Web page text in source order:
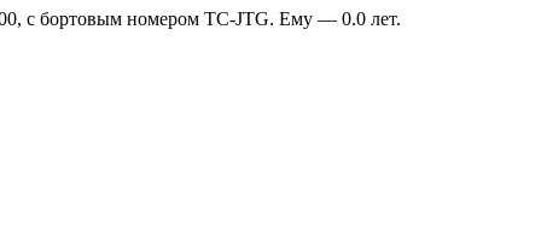
с бортовым номером TC-JTG. Ему — 0.0 лет.